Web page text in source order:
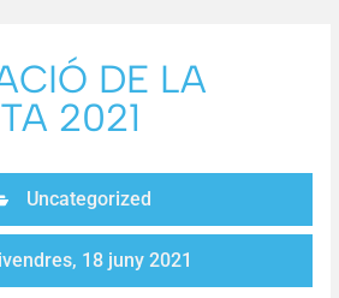
DE LA
2021
Uncategorized
18 juny 2021